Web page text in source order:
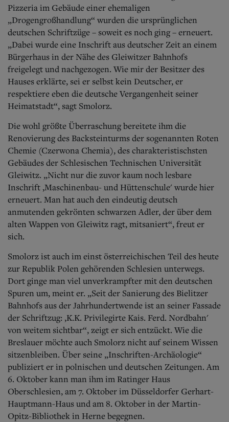
Pizzeria im Gebäude einer ehemaligen
„Drogengroßhandlung“ wurden die ursprünglichen
deutschen Schriftzüge – soweit es noch ging – erneuert.
„Dabei wurde eine Inschrift aus deutscher Zeit an einem
Bürgerhaus in der Nähe des Gleiwitzer Bahnhofs
freigelegt und nachgezogen. Wie mir der Besitzer des
Hauses erklärte, sei er selbst kein Deutscher, er
respektiere eben die deutsche Vergangenheit seiner
Heimatstadt“, sagt Smolorz.
Die wohl größte Überraschung bereitete ihm die
Renovierung des Backsteinturms der sogenannten Roten
Chemie (Czerwona Chemia), des charakteristischsten
Gebäudes der Schlesischen Technischen Universität
Gleiwitz. „Nicht nur die zuvor kaum noch lesbare
Inschrift ,Maschinenbau- und Hüttenschule' wurde hier
erneuert. Man hat auch den eindeutig deutsch
anmutenden gekrönten schwarzen Adler, der über dem
alten Wappen von Gleiwitz ragt, mitsaniert“, freut er
sich.
Smolorz ist auch im einst österreichischen Teil des heute
zur Republik Polen gehörenden Schlesien unterwegs.
Dort ginge man viel unverkrampfter mit den deutschen
Spuren um, meint er. „Seit der Sanierung des Bielitzer
Bahnhofs aus der Jahrhundertwende ist an seiner Fassade
der Schriftzug: ,K.K. Privilegirte Kais. Ferd. Nordbahn'
von weitem sichtbar“, zeigt er sich entzückt. Wie die
Breslauer möchte auch Smolorz nicht auf seinem Wissen
sitzenbleiben. Über seine „Inschriften-Archäologie“
publiziert er in polnischen und deutschen Zeitungen. Am
6. Oktober kann man ihm im Ratinger Haus
Oberschlesien, am 7. Oktober im Düsseldorfer Gerhart-
Hauptmann-Haus und am 8. Oktober in der Martin-
Opitz-Bibliothek in Herne begegnen.